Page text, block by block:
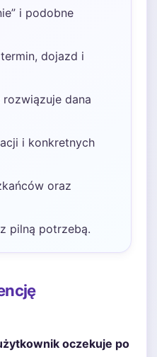
i podobne
dojazd i
dana
i konkretnych
oraz
pilną potrzebą.
oczekuje po